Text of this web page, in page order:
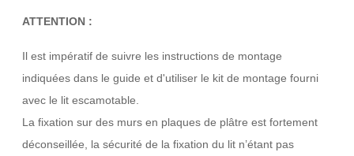
ATTENTION :
Il est impératif de suivre les instructions de montage
indiquées dans le guide et d'utiliser le kit de montage fourni
avec le lit escamotable.
La fixation sur des murs en plaques de plâtre est fortement
déconseillée, la sécurité de la fixation du lit n’étant pas